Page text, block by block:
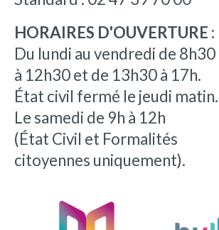
HORAIRES D'OUVERTURE :
Du lundi au vendredi de 8h30
à 12h30 et de 13h30 à 17h.
État civil fermé le jeudi matin.
Le samedi de 9h à 12h
(État Civil et Formalités
citoyennes uniquement).